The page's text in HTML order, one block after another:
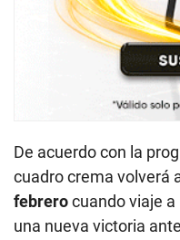
De acuerdo con la
cuadro crema volverá
febrerocuando viaje
una nueva victoria ante